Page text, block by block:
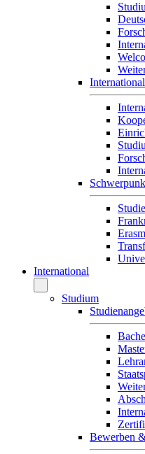
International
Studium
Bewerben